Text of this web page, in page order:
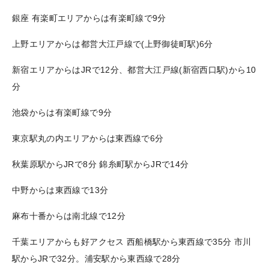
銀座 有楽町エリアからは有楽町線で9分
上野エリアからは都営大江戸線で(上野御徒町駅)6分
新宿エリアからはJRで12分、都営大江戸線(新宿西口駅)から10
分
池袋からは有楽町線で9分
東京駅丸の内エリアからは東西線で6分
秋葉原駅からJRで8分 錦糸町駅からJRで14分
中野からは東西線で13分
麻布十番からは南北線で12分
千葉エリアからも好アクセス 西船橋駅から東西線で35分 市川
駅からJRで32分。浦安駅から東西線で28分